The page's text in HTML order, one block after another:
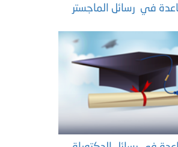
في رسائل الماجستر